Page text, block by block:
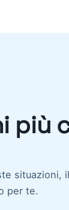
più
situazioni,
per te.